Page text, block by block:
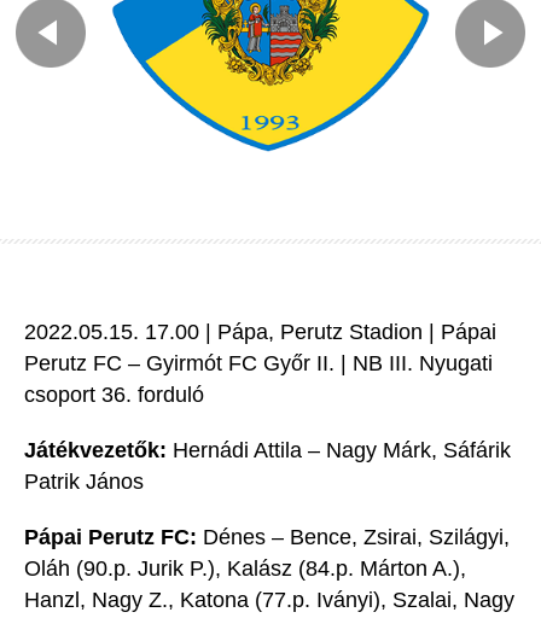
2022.05.15. 17.00 | Pápa, Perutz Stadion | Pápai
Perutz FC – Gyirmót FC Győr II. | NB III. Nyugati
csoport 36. forduló
Játékvezetők: Hernádi Attila – Nagy Márk, Sáfárik
Patrik János
Pápai Perutz FC: Dénes – Bence, Zsirai, Szilágyi,
Oláh (90.p. Jurik P.), Kalász (84.p. Márton A.),
Hanzl, Nagy Z., Katona (77.p. Iványi), Szalai, Nagy